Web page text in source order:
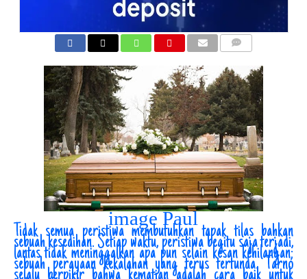
image Paul
Tidak semua peristiwa membutuhkan tapak tilas bahkan
sebuah kesedihan. Setiap waktu, peristiwa begitu saja terjadi,
lantas tidak meninggalkan apa pun selain kesan kehilangan;
sebuah perayaan kekalahan yang terus tertunda. Tarno